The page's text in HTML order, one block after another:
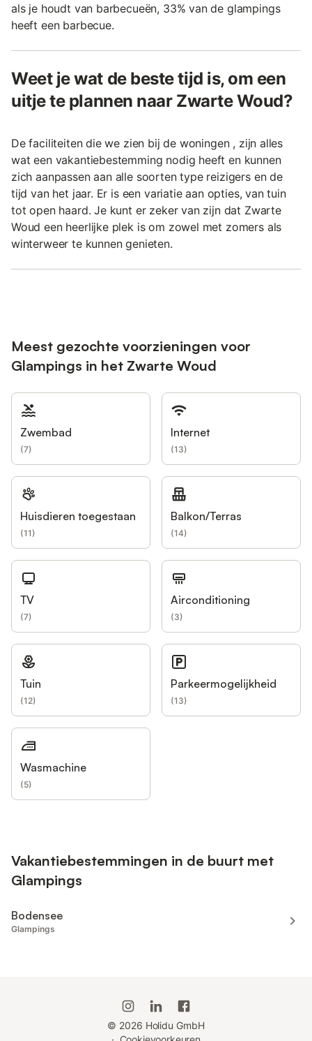
als je houdt van barbecueën, 33% van de glampings
heeft een barbecue.
Weet je wat de beste tijd is, om een
uitje te plannen naar Zwarte Woud?
De faciliteiten die we zien bij de woningen , zijn alles
wat een vakantiebestemming nodig heeft en kunnen
zich aanpassen aan alle soorten type reizigers en de
tijd van het jaar. Er is een variatie aan opties, van tuin
tot open haard. Je kunt er zeker van zijn dat Zwarte
Woud een heerlijke plek is om zowel met zomers als
winterweer te kunnen genieten.
Meest gezochte voorzieningen voor
Glampings in het Zwarte Woud
Zwembad
(7)
Internet
(13)
Huisdieren toegestaan
(11)
Balkon/Terras
(14)
TV
(7)
Airconditioning
(3)
Tuin
(12)
Parkeermogelijkheid
(13)
Wasmachine
(5)
Vakantiebestemmingen in de buurt met
Glampings
Bodensee
Glampings
© 2026 Holidu GmbH